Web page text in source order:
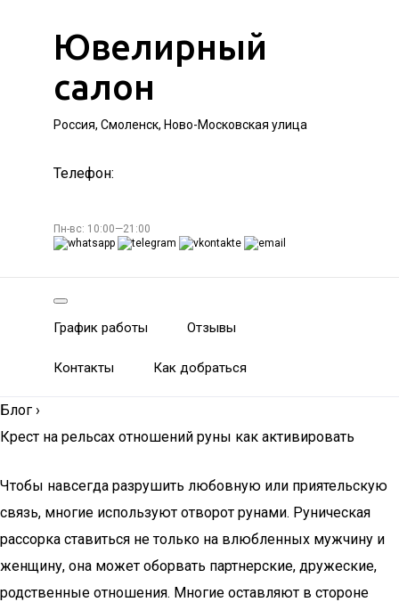
Ювелирный
салон
Россия, Смоленск, Ново-Московская улица
Телефон:
Пн-вс: 10:00—21:00
График работы Отзывы
Контакты Как добраться
Блог ›
Крест на рельсах отношений руны как активировать
Чтобы навсегда разрушить любовную или приятельскую
связь, многие используют отворот рунами. Руническая
рассорка ставиться не только на влюбленных мужчину и
женщину, она может оборвать партнерские, дружеские,
родственные отношения. Многие оставляют в стороне